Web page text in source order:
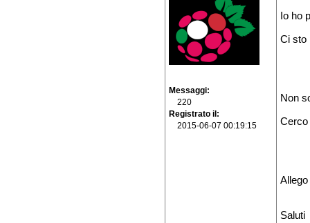
Messaggi
220
Registrato il
2015-06-07 00:19:15
Io ho
Ci sto
Non
Cerco
Saluti